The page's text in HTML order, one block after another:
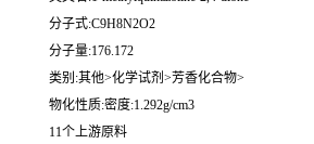
分子式:C9H8N2O2
分子量:176.172
类别:其他>化学试剂>芳香化合物>
物化性质:密度:1.292g/cm3
11个上游原料